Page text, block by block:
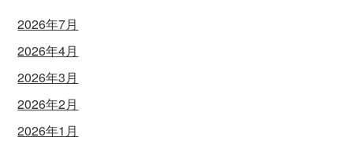
2026年7月
2026年4月
2026年3月
2026年2月
2026年1月